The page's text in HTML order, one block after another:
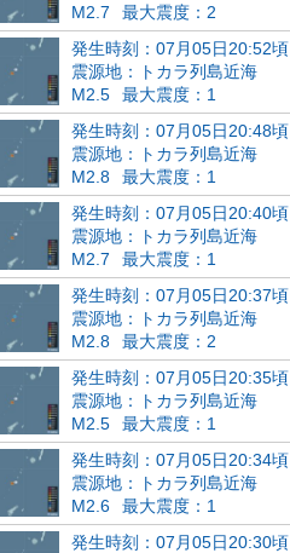
M2.7
最大震度：2
発生時刻：07月05日20:52頃
震源地：トカラ列島近海
M2.5
最大震度：1
発生時刻：07月05日20:48頃
震源地：トカラ列島近海
M2.8
最大震度：1
発生時刻：07月05日20:40頃
震源地：トカラ列島近海
M2.7
最大震度：1
発生時刻：07月05日20:37頃
震源地：トカラ列島近海
M2.8
最大震度：2
発生時刻：07月05日20:35頃
震源地：トカラ列島近海
M2.5
最大震度：1
発生時刻：07月05日20:34頃
震源地：トカラ列島近海
M2.6
最大震度：1
発生時刻：07月05日20:30頃